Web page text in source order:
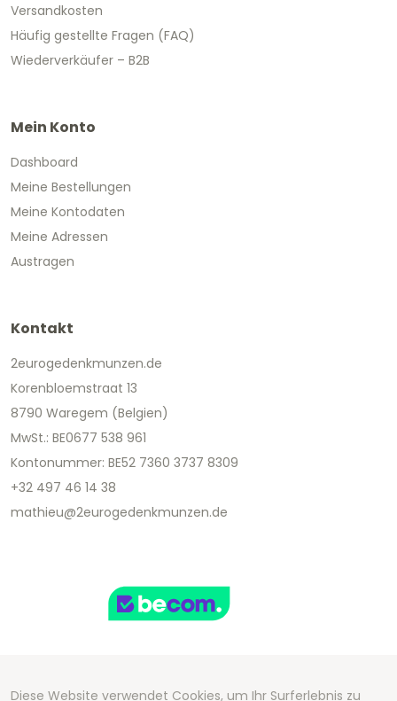
Versandkosten
Häufig gestellte Fragen (FAQ)
Wiederverkäufer – B2B
Mein Konto
Dashboard
Meine Bestellungen
Meine Kontodaten
Meine Adressen
Austragen
Kontakt
2eurogedenkmunzen.de
Korenbloemstraat 13
8790 Waregem (Belgien)
MwSt.: BE0677 538 961
Kontonummer: BE52 7360 3737 8309
+32 497 46 14 38
mathieu@2eurogedenkmunzen.de
Diese Website verwendet Cookies, um Ihr Surferlebnis zu